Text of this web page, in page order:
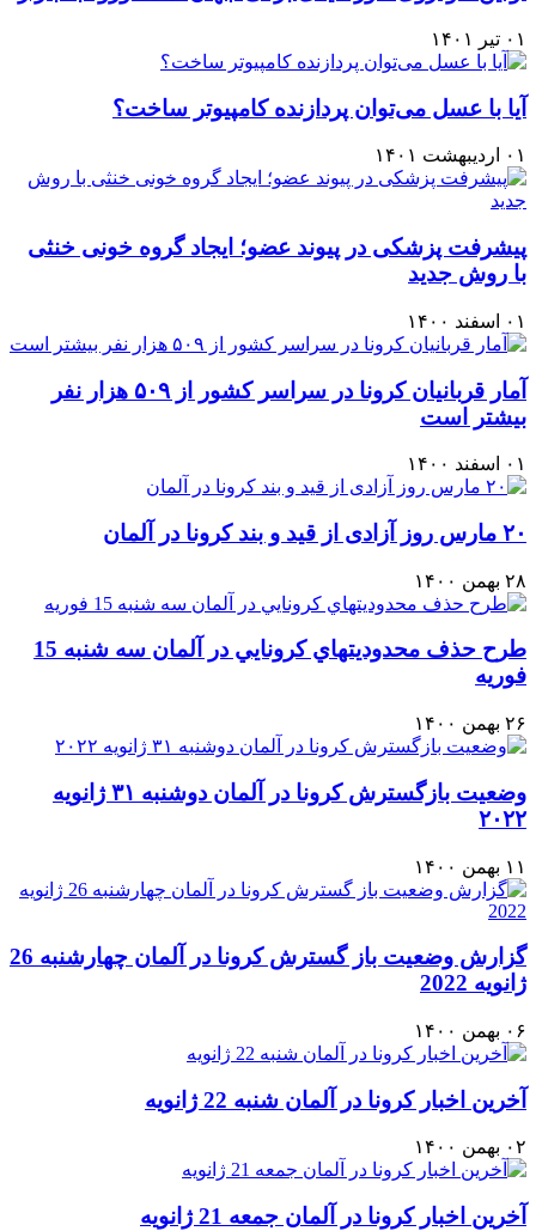
۰۱ تیر ۱۴۰۱
آیا با عسل می‌توان پردازنده کامپیوتر ساخت؟
۰۱ اردیبهشت ۱۴۰۱
پیشرفت پزشکی در پیوند عضو؛ ایجاد گروه خونی خنثی
با روش جدید
۰۱ اسفند ۱۴۰۰
آمار قربانيان كرونا در سراسر كشور از ۵۰۹ هزار نفر
بيشتر است
۰۱ اسفند ۱۴۰۰
۲۰ مارس روز آزادی از قید و بند کرونا در آلمان
۲۸ بهمن ۱۴۰۰
طرح حذف محدوديتهاي كرونايي در آلمان سه شنبه 15
فوريه
۲۶ بهمن ۱۴۰۰
وضعیت بازگسترش كرونا در آلمان دوشنبه ۳۱ ژانویه
۲۰۲۲
۱۱ بهمن ۱۴۰۰
گزارش وضعيت باز گسترش كرونا در آلمان چهارشنبه 26
ژانويه 2022
۰۶ بهمن ۱۴۰۰
آخرين اخبار كرونا در آلمان شنبه 22 ژانويه
۰۲ بهمن ۱۴۰۰
آخرين اخبار كرونا در آلمان جمعه 21 ژانويه